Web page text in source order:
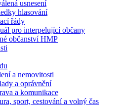
usnesení
hlasování
řády
pro interpelující občany
občanství HMP
a nemovitosti
a oprávnění
a komunikace
sport, cestování a volný čas